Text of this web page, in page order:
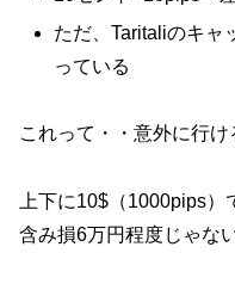
ただ、Taritaliのキャ
っている
これって・・意外に行け
上下に10$（1000pips
含み損6万円程度じゃな